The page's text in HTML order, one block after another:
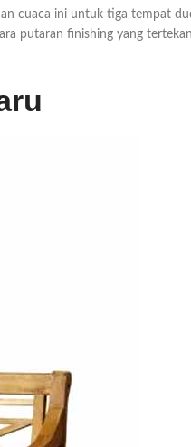
cuaca ini untuk tiga tempat
putaran finishing yang